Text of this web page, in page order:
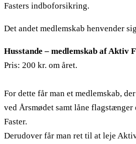
Fasters indboforsikring.
Det andet medlemskab henvender
Husstande – medlemskab af Aktiv
Pris: 200 kr. om året.
For dette får man et medlemskab,
ved Årsmødet samt låne
Faster.
Derudover får man ret til at leje